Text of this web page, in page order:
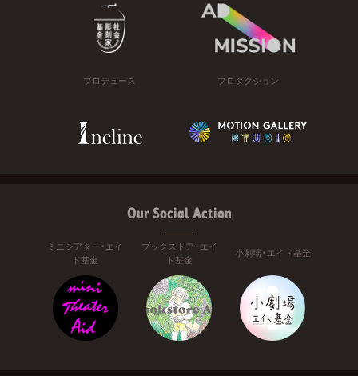
プロデュース プロダクション
Our Social Action
ミニシアター・エイ
ド基金
ブックストア・エイ
ド基金
小劇場・エイド基金